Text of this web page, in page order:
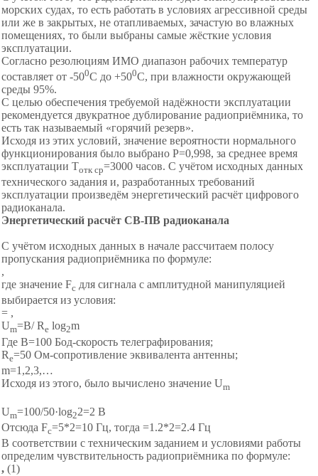
морских судах, то есть работать в условиях агрессивной среды
или же в закрытых, не отапливаемых, зачастую во влажных
помещениях, то были выбраны самые жёсткие условия
эксплуатации.
Согласно резолюциям ИМО диапазон рабочих температур
составляет от -500С до +500С, при влажности окружающей
среды 95%.
С целью обеспечения требуемой надёжности эксплуатации
рекомендуется двукратное дублирование радиоприёмника, то
есть так называемый «горячий резерв».
Исходя из этих условий, значение вероятности нормального
функционирования было выбрано P=0,998, за среднее время
эксплуатации Тотк ср=3000 часов. С учётом исходных данных
технического задания и, разработанных требований
эксплуатации произведём энергетический расчёт цифрового
радиоканала.
Энергетический расчёт СВ-ПВ радиоканала
С учётом исходных данных в начале рассчитаем полосу
пропускания радиоприёмника по формуле:
,
где значение Fс для сигнала с амплитудной манипуляцией
выбирается из условия:
= ,
Um=B/ Re log2m
Где B=100 Бод-скорость телеграфирования;
Re=50 Ом-сопротивление эквивалента антенны;
m=1,2,3,…
Исходя из этого, было вычислено значение Um
Um=100/50·log22=2 В
Отсюда Fc=5*2=10 Гц, тогда =1.2*2=2.4 Гц
В соответствии с техническим заданием и условиями работы
определим чувствительность радиоприёмника по формуле:
, (1)